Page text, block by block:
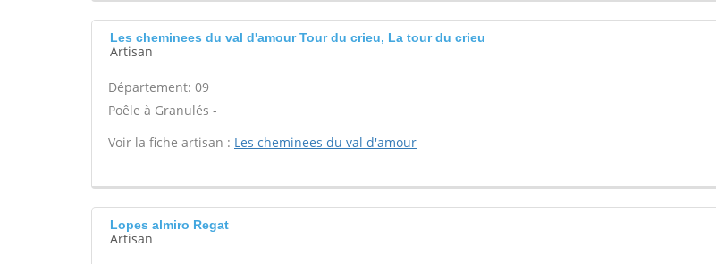
Les cheminees du val d'amour Tour du crieu, La tour du crieu
Artisan
Département: 09
Poêle à Granulés -
Voir la fiche artisan : Les cheminees du val d'amour
Lopes almiro Regat
Artisan